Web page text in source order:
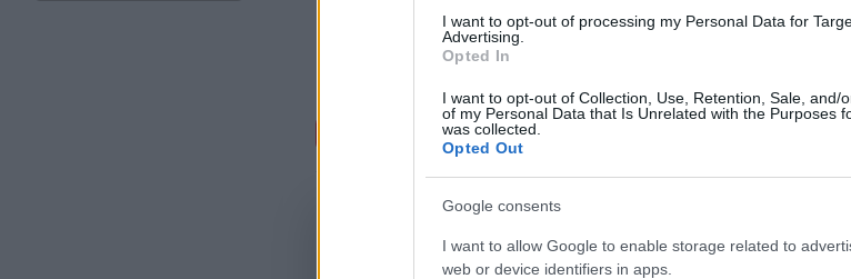
I want to opt-out of processing my Personal Data for
Advertising.
Opted In
I want to opt-out of Collection, Use, Retention, Sale, and/
of my Personal Data that Is Unrelated with the Purposes
was collected.
Opted Out
Google consents
I want to allow Google to enable storage related to
web or device identifiers in apps.
Σχόλια
Σχολίασε εδώ